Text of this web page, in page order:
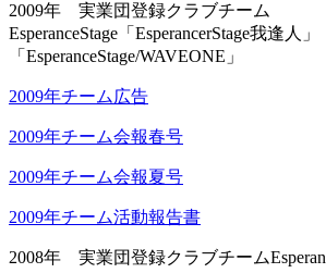
2009年 実業団登録クラブチーム
EsperanceStage「EsperancerStage我逢人」
「EsperanceStage/WAVEONE」
2009年チーム広告
2009年チーム会報春号
2009年チーム会報夏号
2009年チーム活動報告書
2008年 実業団登録クラブチーム